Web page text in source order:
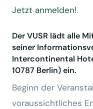
Jetzt anmelden!
Der VUSR lädt alle
seiner
Intercontinental
10787 Berlin) ein.
Beginn der
voraussichtliches